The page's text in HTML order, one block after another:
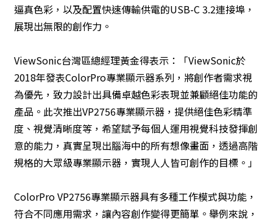
逼真色彩，以及配置快速傳輸供電的USB-C 3.2連接埠，
展現出無限的創作力。
ViewSonic台灣區總經理黃金得表示：「ViewSonic於
2018年發表ColorPro專業顯示器系列，將創作者需求視
為優先，致力設計出具備卓越色彩表現並兼顧絕佳功能的
產品。此次推出VP2756專業顯示器，提供絕佳色彩精準
度、視覺清晰度等，希望賦予每個人運用視覺科技發揮創
意的能力，真實呈現出腦海中的所有想像畫面，透過高階
規格的大眾級專業顯示器，實現人人皆可創作的目標。」
ColorPro VP2756專業顯示器具有多種工作模式與功能，
符合不同應用需求，讓內容創作變得更簡單。舉例來說，